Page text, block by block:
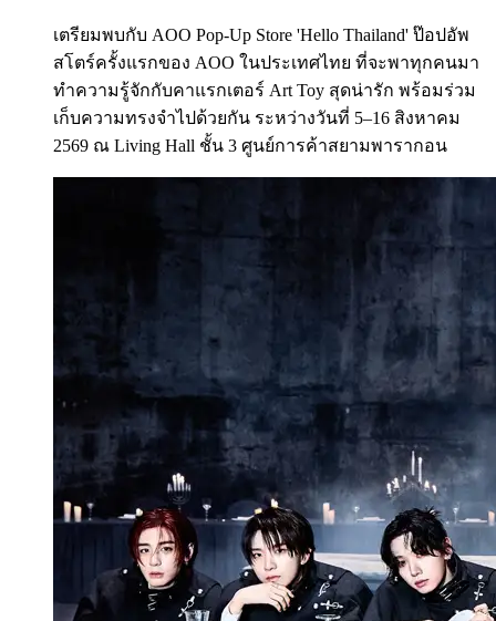
เตรียมพบกับ AOO Pop-Up Store 'Hello Thailand' ป๊อปอัพ
สโตร์ครั้งแรกของ AOO ในประเทศไทย ที่จะพาทุกคนมา
ทำความรู้จักกับคาแรกเตอร์ Art Toy สุดน่ารัก พร้อมร่วม
เก็บความทรงจำไปด้วยกัน ระหว่างวันที่ 5–16 สิงหาคม
2569 ณ Living Hall ชั้น 3 ศูนย์การค้าสยามพารากอน